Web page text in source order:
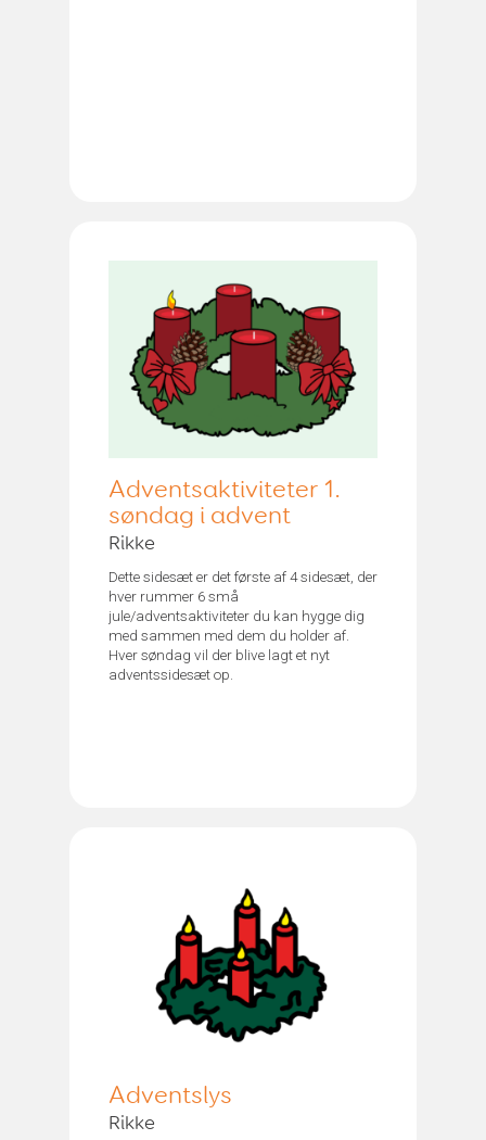
Adventsaktiviteter 1.
søndag i advent
Rikke
Dette sidesæt er det første af 4 sidesæt, der
hver rummer 6 små
jule/adventsaktiviteter du kan hygge dig
med sammen med dem du holder af.
Hver søndag vil der blive lagt et nyt
adventssidesæt op.
Adventslys
Rikke